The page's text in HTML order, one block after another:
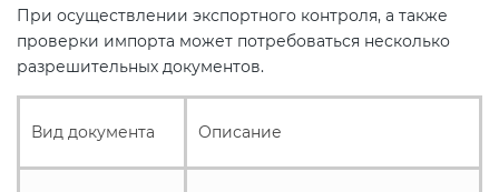
При осуществлении экспортного контроля, а также
проверки импорта может потребоваться несколько
разрешительных документов.
Вид документа Описание